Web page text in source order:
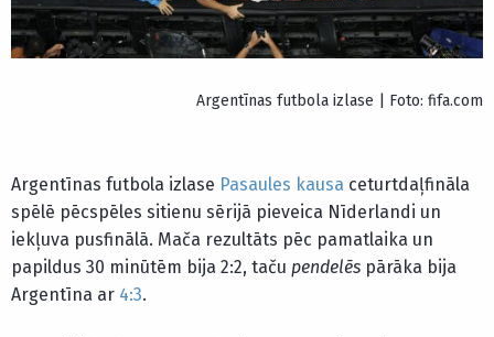
Argentīnas futbola izlase | Foto: fifa.com
Argentīnas futbola izlase Pasaules kausa ceturtdaļfināla
spēlē pēcspēles sitienu sērijā pieveica Nīderlandi un
iekļuva pusfinālā. Mača rezultāts pēc pamatlaika un
papildus 30 minūtēm bija 2:2, taču pendelēs pārāka bija
Argentīna ar 4:3.